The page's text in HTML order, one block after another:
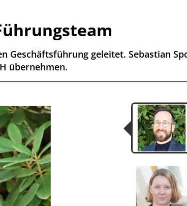
Geschäftsführung geleitet. Sebastian
übernehmen.